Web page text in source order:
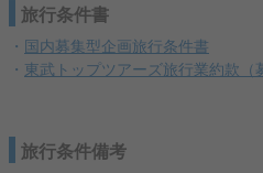
旅行条件書
・ 国内募集型企画旅行条件書
・ 東武トップツアーズ旅行業約款（
旅行条件備考